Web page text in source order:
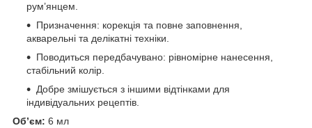
рум’янцем.
Призначення: корекція та повне заповнення,
акварельні та делікатні техніки.
Поводиться передбачувано: рівномірне нанесення,
стабільний колір.
Добре змішується з іншими відтінками для
індивідуальних рецептів.
Об’єм: 6 мл